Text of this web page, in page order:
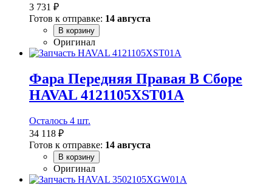
3 731 ₽
Готов к отправке: 14 августа
В корзину
Оригинал
Фара Передняя Правая В Сборе
HAVAL 4121105XST01A
Осталось 4 шт.
34 118 ₽
Готов к отправке: 14 августа
В корзину
Оригинал